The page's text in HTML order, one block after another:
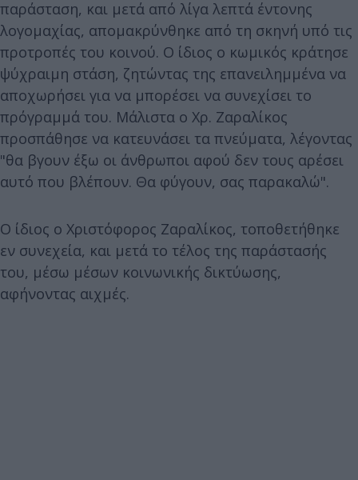
παράσταση, και μετά από λίγα λεπτά έντονης
λογομαχίας, απομακρύνθηκε από τη σκηνή υπό τις
προτροπές του κοινού. Ο ίδιος ο κωμικός κράτησε
ψύχραιμη στάση, ζητώντας της επανειλημμένα να
αποχωρήσει για να μπορέσει να συνεχίσει το
πρόγραμμά του. Μάλιστα ο Χρ. Ζαραλίκος
προσπάθησε να κατευνάσει τα πνεύματα, λέγοντας
"θα βγουν έξω οι άνθρωποι αφού δεν τους αρέσει
αυτό που βλέπουν. Θα φύγουν, σας παρακαλώ".
Ο ίδιος ο Χριστόφορος Ζαραλίκος, τοποθετήθηκε
εν συνεχεία, και μετά το τέλος της παράστασής
του, μέσω μέσων κοινωνικής δικτύωσης,
αφήνοντας αιχμές.